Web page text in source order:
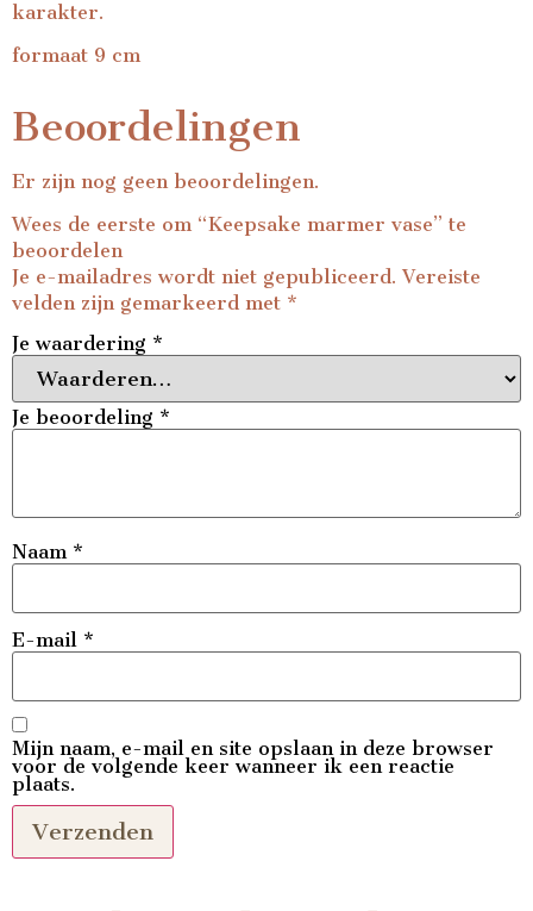
karakter.
formaat 9 cm
Beoordelingen
Er zijn nog geen beoordelingen.
Wees de eerste om “Keepsake marmer vase” te
beoordelen
Je e-mailadres wordt niet gepubliceerd. Vereiste
velden zijn gemarkeerd met *
Je waardering *
Je beoordeling *
Naam *
E-mail *
Mijn naam, e-mail en site opslaan in deze browser
voor de volgende keer wanneer ik een reactie
plaats.